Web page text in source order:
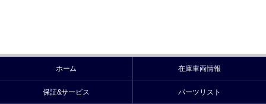
ホーム 在庫車両情報
保証&サービス パーツリスト